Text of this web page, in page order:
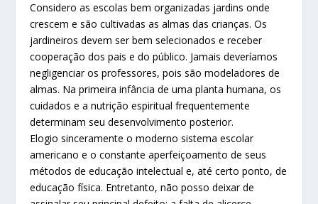
Considero as escolas bem organizadas jardins onde
crescem e são cultivadas as almas das crianças. Os
jardineiros devem ser bem selecionados e receber
cooperação dos pais e do público. Jamais deveríamos
negligenciar os professores, pois são modeladores de
almas. Na primeira infância de uma planta humana, os
cuidados e a nutrição espiritual frequentemente
determinam seu desenvolvimento posterior.
Elogio sinceramente o moderno sistema escolar
americano e o constante aperfeiçoamento de seus
métodos de educação intelectual e, até certo ponto, de
educação física. Entretanto, não posso deixar de